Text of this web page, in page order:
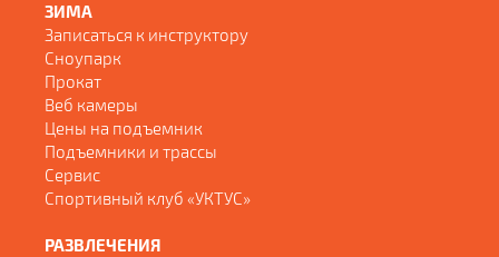
ЗИМА
Записаться к инструктору
Сноупарк
Прокат
Веб камеры
Цены на подъемник
Подъемники и трассы
Сервис
Спортивный клуб «УКТУС»
РАЗВЛЕЧЕНИЯ